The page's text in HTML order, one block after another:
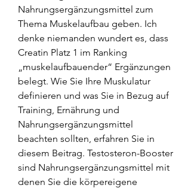
Nahrungsergänzungsmittel zum
Thema Muskelaufbau geben. Ich
denke niemanden wundert es, dass
Creatin Platz 1 im Ranking
„muskelaufbauender“ Ergänzungen
belegt. Wie Sie Ihre Muskulatur
definieren und was Sie in Bezug auf
Training, Ernährung und
Nahrungsergänzungsmittel
beachten sollten, erfahren Sie in
diesem Beitrag. Testosteron-Booster
sind Nahrungsergänzungsmittel mit
denen Sie die körpereigene